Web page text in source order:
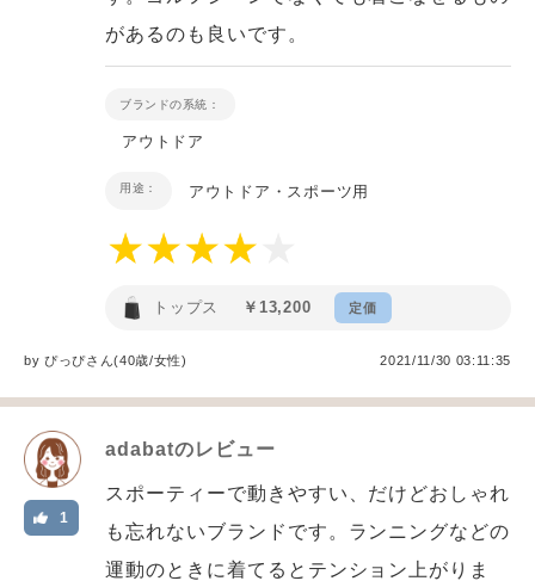
があるのも良いです。
ブランドの系統：
アウトドア
用途： アウトドア・スポーツ用
トップス ￥13,200 定価
byぴっぴさん(40歳/女性) 2021/11/30 03:11:35
adabatのレビュー
1
スポーティーで動きやすい、だけどおしゃれ
も忘れないブランドです。ランニングなどの
運動のときに着てるとテンション上がりま